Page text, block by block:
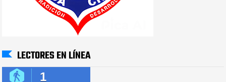
LECTORES EN LÍNEA
1